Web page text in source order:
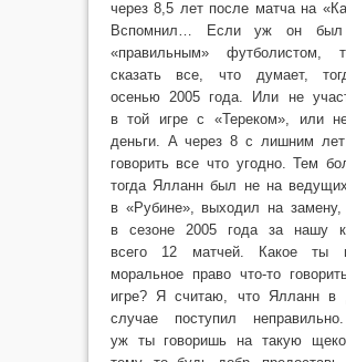
через 8,5 лет после матча на
Вспомнил… Если уж он был
«правильным» футболистом,
сказать все, что думает,
осенью 2005 года. Или не
в той игре с «Тереком», или
деньги. А через 8 с лишним
говорить все что угодно. Тем
тогда Ялланн был не на
в «Рубине», выходил на замену,
в сезоне 2005 года за нашу
всего 12 матчей. Какое ты
моральное право что-то
игре? Я считаю, что Ялланн в
случае поступил
уж ты говоришь на такую